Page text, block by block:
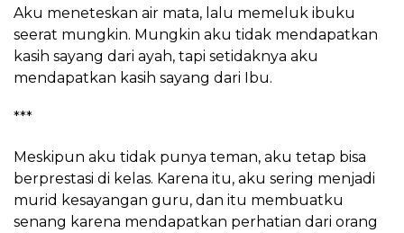
Aku meneteskan air mata, lalu memeluk ibuku
seerat mungkin. Mungkin aku tidak mendapatkan
kasih sayang dari ayah, tapi setidaknya aku
mendapatkan kasih sayang dari Ibu.
***
Meskipun aku tidak punya teman, aku tetap bisa
berprestasi di kelas. Karena itu, aku sering menjadi
murid kesayangan guru, dan itu membuatku
senang karena mendapatkan perhatian dari orang